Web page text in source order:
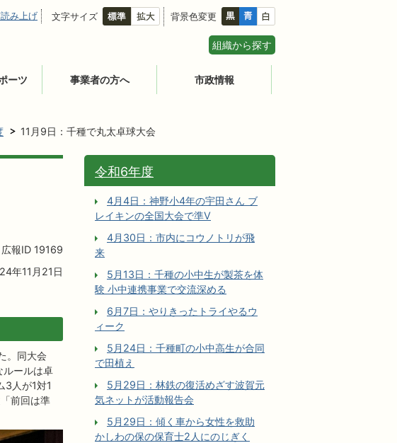
み上げ 文字サイズ 背景色変更
組織から探す
ーツ 事業者の方へ 市政情報
11月9日：千種で丸太卓球大会
広報ID 19169
年11月21日
。同大会
ルールは卓
3人が1対1
前回は準
令和6年度
4月4日：神野小4年の宇田さん ブ
レイキンの全国大会で準V
4月30日：市内にコウノトリが飛
来
5月13日：千種の小中生が製茶を体
験 小中連携事業で交流深める
6月7日：やりきったトライやるウ
ィーク
5月24日：千種町の小中高生が合同
で田植え
5月29日：林鉄の復活めざす波賀元
気ネットが活動報告会
5月29日：傾く車から女性を救助
かしわの保の保育士2人にのじぎく